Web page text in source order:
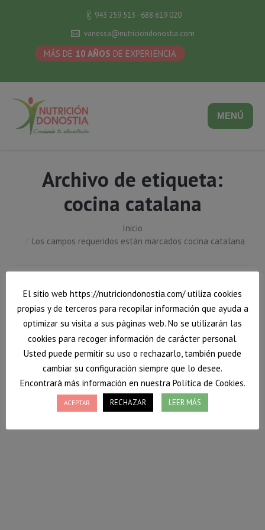
943 259 513 · 688 619 020
vanessa@nutriciondonostia.com
MÁS DE 10 AÑOS DE EXPERIENCIA
MENÚ
Archivo de etiqueta:
cocina catalana
Inicio
Los campos requeridos están marcados cocina catalana
El sitio web https://nutriciondonostia.com/ utiliza cookies
propias y de terceros para recopilar información que ayuda a
optimizar su visita a sus páginas web. No se utilizarán las
cookies para recoger información de carácter personal.
Usted puede permitir su uso o rechazarlo, también puede
cambiar su configuración siempre que lo desee.
Encontrará más información en nuestra Política de Cookies.
ACEPTAR RECHAZAR LEER MÁS